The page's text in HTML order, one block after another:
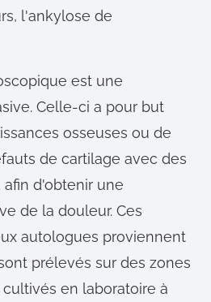
l'ankylose de
est une
Celle-ci a pour but
osseuses ou de
de cartilage avec des
d'obtenir une
de la douleur. Ces
autologues proviennent
prélevés sur des zones
en laboratoire à